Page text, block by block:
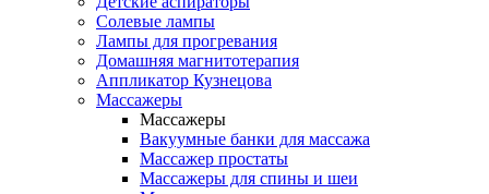
Солевые лампы
Лампы для прогревания
Домашняя магнитотерапия
Аппликатор Кузнецова
Массажеры
Массажеры
Вакуумные банки для массажа
Массажер простаты
Массажеры для спины и шеи